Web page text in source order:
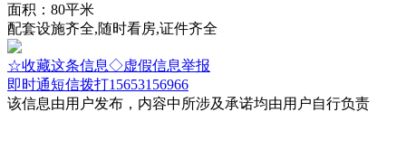
面积：80平米
配套设施齐全,随时看房,证件齐全
☆收藏这条信息◇虚假信息举报
即时通短信拨打15653156966
该信息由用户发布，内容中所涉及承诺均由用户自行负责